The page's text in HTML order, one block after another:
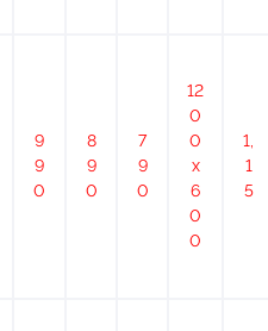
9
9
0
8
9
0
7
9
0
12
0
0
х
6
0
0
1,
1
5